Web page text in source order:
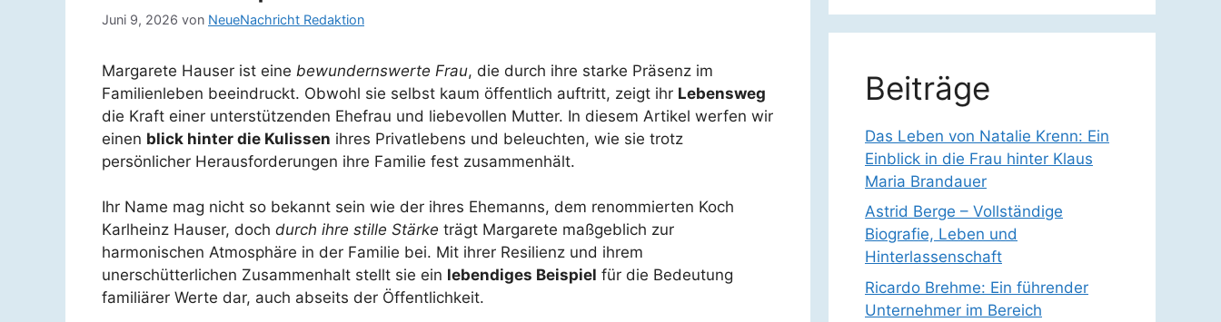
Juni 9, 2026 von NeueNachricht Redaktion
Margarete Hauser ist eine bewundernswerte Frau, die durch ihre starke Präsenz im
Familienleben beeindruckt. Obwohl sie selbst kaum öffentlich auftritt, zeigt ihr Lebensweg
die Kraft einer unterstützenden Ehefrau und liebevollen Mutter. In diesem Artikel werfen wir
einen blick hinter die Kulissen ihres Privatlebens und beleuchten, wie sie trotz
persönlicher Herausforderungen ihre Familie fest zusammenhält.
Ihr Name mag nicht so bekannt sein wie der ihres Ehemanns, dem renommierten Koch
Karlheinz Hauser, doch durch ihre stille Stärke trägt Margarete maßgeblich zur
harmonischen Atmosphäre in der Familie bei. Mit ihrer Resilienz und ihrem
unerschütterlichen Zusammenhalt stellt sie ein lebendiges Beispiel für die Bedeutung
familiärer Werte dar, auch abseits der Öffentlichkeit.
Beiträge
Das Leben von Natalie Krenn: Ein
Einblick in die Frau hinter Klaus
Maria Brandauer
Astrid Berge – Vollständige
Biografie, Leben und
Hinterlassenschaft
Ricardo Brehme: Ein führender
Unternehmer im Bereich